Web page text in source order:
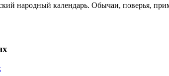
народный календарь. Обычаи, поверья,